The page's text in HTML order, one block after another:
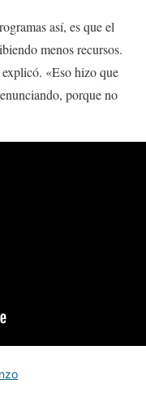
así, es que el
menos recursos.
«Eso hizo que
porque no